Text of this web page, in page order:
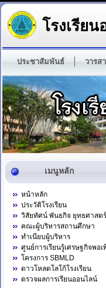
โรงเรีย
ประชาสัมพันธ์ วารส
เมนูหลัก
หน้าหลัก
ประวัติโรงเรียน
วิสัยทัศน์ พันธกิจ ยุทธศาสตร์
คณะผู้บริหารสถานศึกษา
ทำเนียบผู้บริหาร
ศูนย์การเรียนรู้เศรษฐกิจพอเ
โครงการ SBMLD
ดาวโหลดโลโก้โรงเรียน
ตรวจผลการเรียนออนไลน์